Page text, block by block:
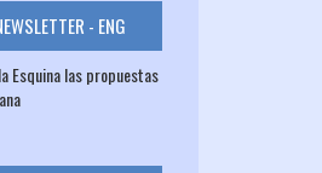
- ENG
Esquina las propuestas